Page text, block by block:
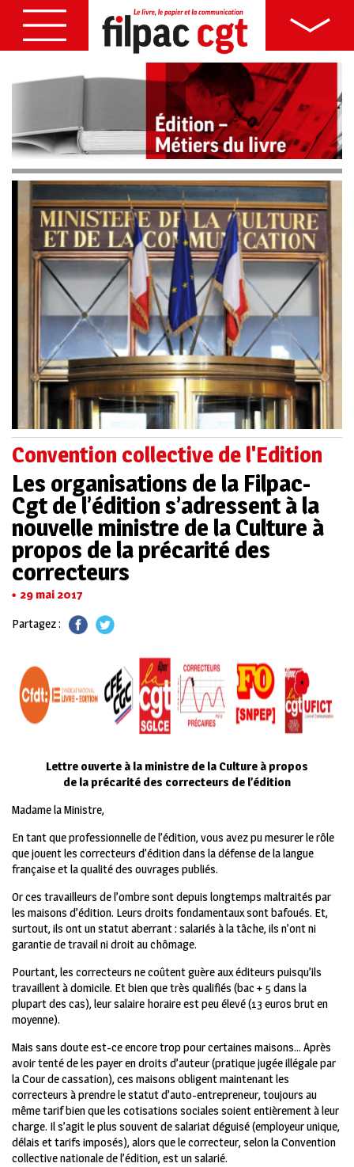
Convention collective de l'Edition
Les organisations de la Filpac-
Cgt de l’édition s’adressent à la
nouvelle ministre de la Culture à
propos de la précarité des
correcteurs
29 mai 2017
Partagez :
Lettre ouverte à la ministre de la Culture à propos
de la précarité des correcteurs de l’édition
Madame la Ministre,
En tant que professionnelle de l’édition, vous avez pu mesurer le rôle
que jouent les correcteurs d’édition dans la défense de la langue
française et la qualité des ouvrages publiés.
Or ces travailleurs de l’ombre sont depuis longtemps maltraités par
les maisons d’édition. Leurs droits fondamentaux sont bafoués. Et,
surtout, ils ont un statut aberrant : salariés à la tâche, ils n’ont ni
garantie de travail ni droit au chômage.
Pourtant, les correcteurs ne coûtent guère aux éditeurs puisqu’ils
travaillent à domicile. Et bien que très qualifiés (bac + 5 dans la
plupart des cas), leur salaire horaire est peu élevé (13 euros brut en
moyenne).
Mais sans doute est-ce encore trop pour certaines maisons… Après
avoir tenté de les payer en droits d’auteur (pratique jugée illégale par
la Cour de cassation), ces maisons obligent maintenant les
correcteurs à prendre le statut d’auto-entrepreneur, toujours au
même tarif bien que les cotisations sociales soient entièrement à leur
charge. Il s’agit le plus souvent de salariat déguisé (employeur unique,
délais et tarifs imposés), alors que le correcteur, selon la Convention
collective nationale de l’édition, est un salarié.